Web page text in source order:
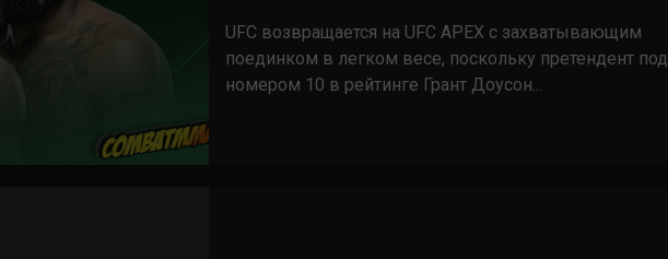
UFC возвращается на UFC APEX с захватывающим
поединком в легком весе, поскольку претендент под
номером 10 в рейтинге Грант Доусон...